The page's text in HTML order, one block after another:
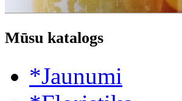
Mūsu katalogs
*Jaunumi